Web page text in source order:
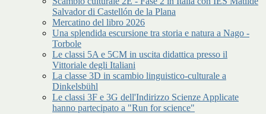
Salvador di Castellón de la Plana
Mercatino del libro 2026
Una splendida escursione tra storia e natura a Nago -
Torbole
Le classi 5A e 5CM in uscita didattica presso il
Vittoriale degli Italiani
La classe 3D in scambio linguistico-culturale a
Dinkelsbühl
Le classi 3F e 3G dell'Indirizzo Scienze Applicate
hanno partecipato a "Run for science"